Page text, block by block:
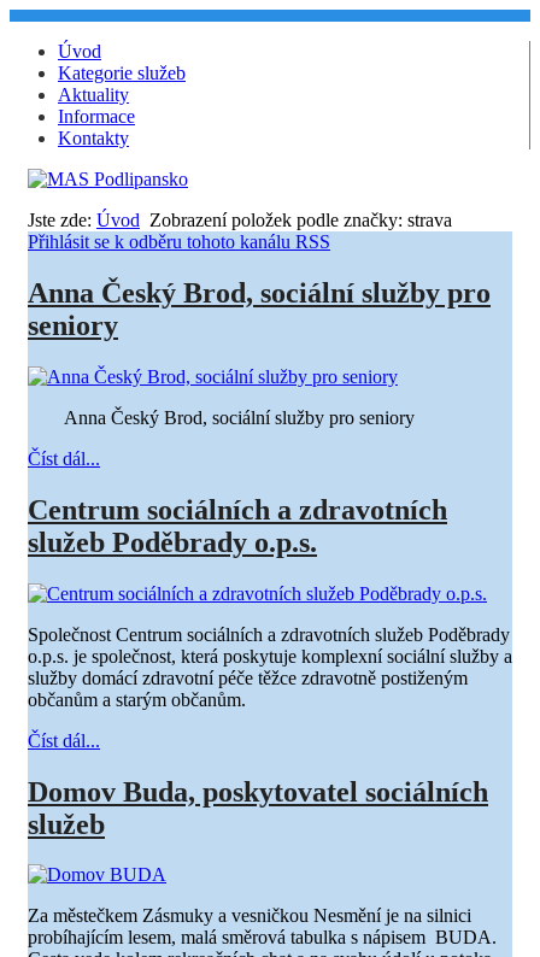
Úvod
Kategorie služeb
Aktuality
Informace
Kontakty
Jste zde: Úvod Zobrazení položek podle značky: strava
Přihlásit se k odběru tohoto kanálu RSS
Anna Český Brod, sociální služby pro
seniory
Anna Český Brod, sociální služby pro seniory
Číst dál...
Centrum sociálních a zdravotních
služeb Poděbrady o.p.s.
Společnost Centrum sociálních a zdravotních služeb Poděbrady
o.p.s. je společnost, která poskytuje komplexní sociální služby a
služby domácí zdravotní péče těžce zdravotně postiženým
občanům a starým občanům.
Číst dál...
Domov Buda, poskytovatel sociálních
služeb
Za městečkem Zásmuky a vesničkou Nesmění je na silnici
probíhajícím lesem, malá směrová tabulka s nápisem BUDA.